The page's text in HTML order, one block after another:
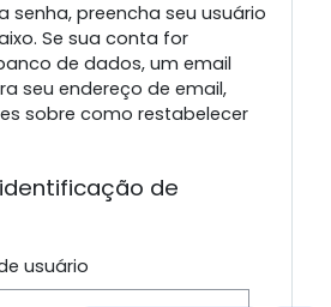
senha, preencha seu usuário
Se sua conta for
de dados, um email
seu endereço de email,
sobre como restabelecer
de
usuário